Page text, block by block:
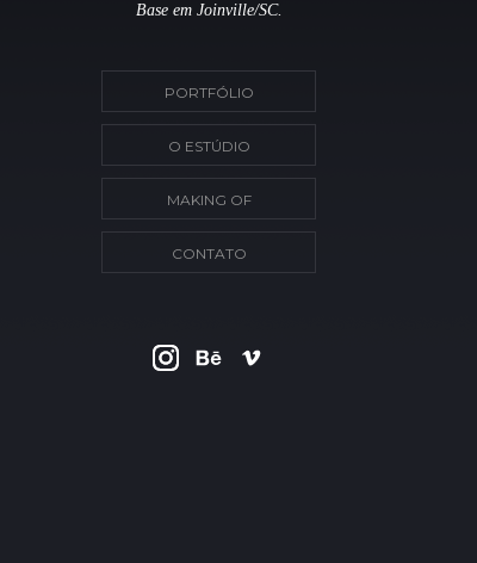
Base em Joinville/SC.
PORTFÓLIO
O ESTÚDIO
MAKING OF
CONTATO